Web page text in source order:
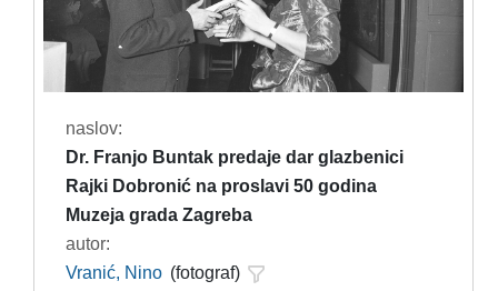
naslov:
Dr. Franjo Buntak predaje dar glazbenici
Rajki Dobronić na proslavi 50 godina
Muzeja grada Zagreba
autor:
Vranić, Nino (fotograf)